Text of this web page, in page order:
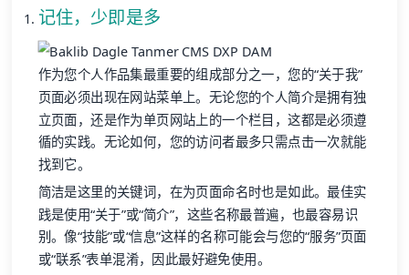
记住，少即是多
作为您个人作品集最重要的组成部分之一，您的“关于我”
页面必须出现在网站菜单上。无论您的个人简介是拥有独
立页面，还是作为单页网站上的一个栏目，这都是必须遵
循的实践。无论如何，您的访问者最多只需点击一次就能
找到它。
简洁是这里的关键词，在为页面命名时也是如此。最佳实
践是使用“关于”或“简介”，这些名称最普遍，也最容易识
别。像“技能”或“信息”这样的名称可能会与您的“服务”页面
或“联系”表单混淆，因此最好避免使用。